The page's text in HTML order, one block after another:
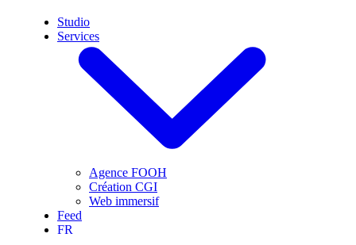
Studio
Services
Agence FOOH
Création CGI
Web immersif
Feed
FR